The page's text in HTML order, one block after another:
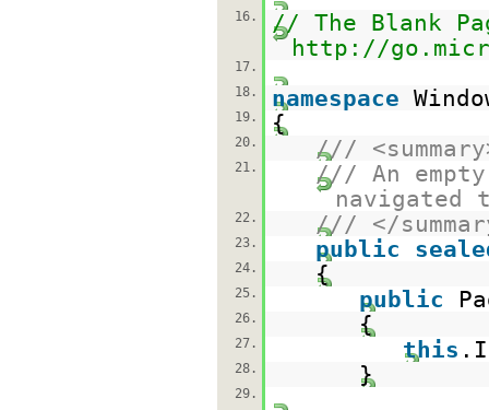
16.
// The Blank
http://
17.
18.
namespace
19. {
20. ///
21.
/// An
navigated
22. /// </
23. public
24. {
25. public
26. {
27. this
28. }
29.